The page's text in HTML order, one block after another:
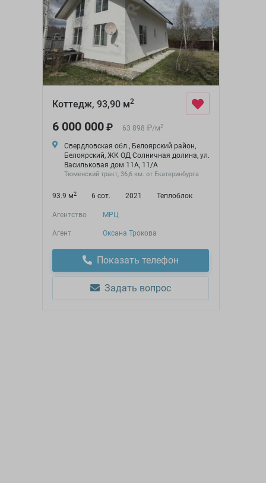
Коттедж, 93,90 м2
6 000 000₽ 63 898 ₽/м2
Свердловская обл., Белоярский район,
Белоярский, ЖК ОД Солничная долина, ул.
Васильковая дом 11А, 11/А
Тюменский тракт, 36,6 км. от Екатеринбурга
93.9 м2 6 сот. 2021 Теплоблок
Агентство МРЦ
Агент Оксана Трокова
Показать телефон
Задать вопрос